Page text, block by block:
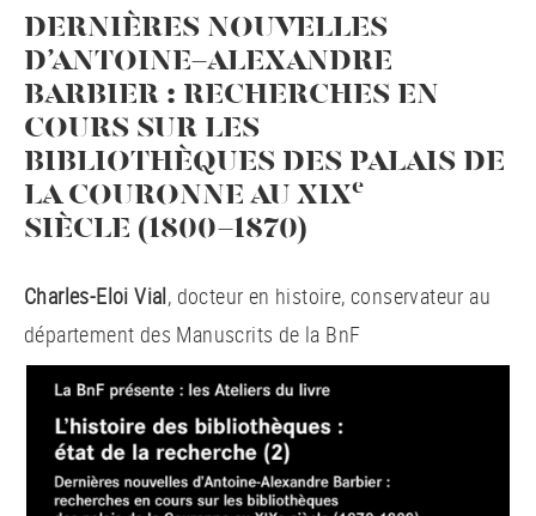
DERNIÈRES NOUVELLES
D’ANTOINE-ALEXANDRE
BARBIER : RECHERCHES EN
COURS SUR LES
BIBLIOTHÈQUES DES PALAIS DE
LA COURONNE AU XIXe
SIÈCLE (1800-1870)
Charles-Eloi Vial, docteur en histoire, conservateur au
département des Manuscrits de la BnF